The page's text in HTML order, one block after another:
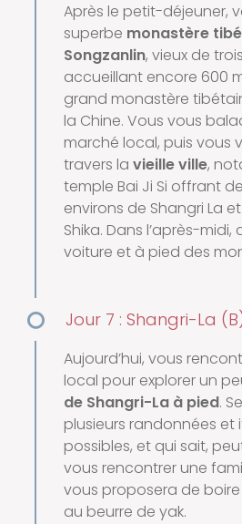
Après le petit-déjeuner,
superbe monastère
Songzanlin, vieux de
accueillant encore 600
grand monastère
la Chine. Vous vous
marché local, puis vous
travers la vieille ville,
temple Bai Ji Si offrant
environs de Shangri La
Shika. Dans l’après-
voiture et à pied des
Jour 7 : Shangri-La
Aujourd’hui, vous
local pour explorer un
de Shangri-La à pied.
plusieurs randonnées et
possibles, et qui sait,
vous rencontrer une
vous proposera de
au beurre de yak.